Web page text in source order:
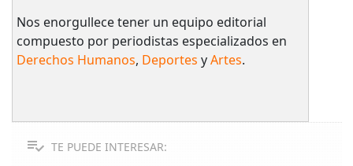
Nos enorgullece tener un equipo editorial
compuesto por periodistas especializados en
Derechos Humanos, Deportes yArtes.
TE PUEDE INTERESAR: